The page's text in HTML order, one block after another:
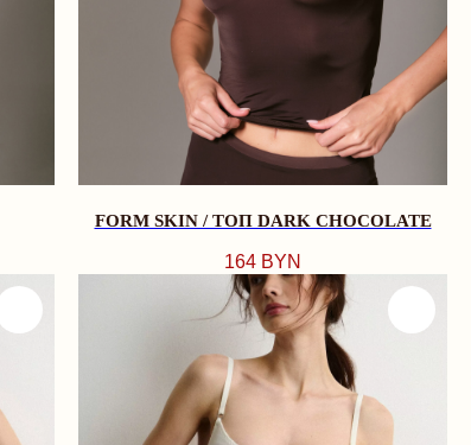
FORM SKIN / ТОП DARK CHOCOLATE
164 BYN